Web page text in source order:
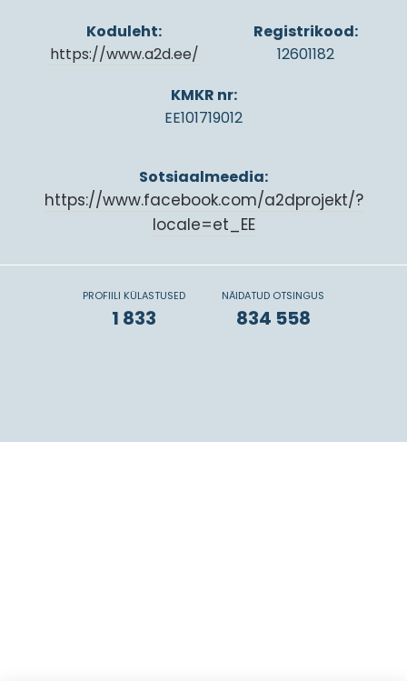
Koduleht:
https://www.a2d.ee/
Registrikood:
12601182
KMKR nr:
EE101719012
Sotsiaalmeedia:
https://www.facebook.com/a2dprojekt/?
locale=et_EE
PROFIILI KÜLASTUSED
1 833
NÄIDATUD OTSINGUS
834 558